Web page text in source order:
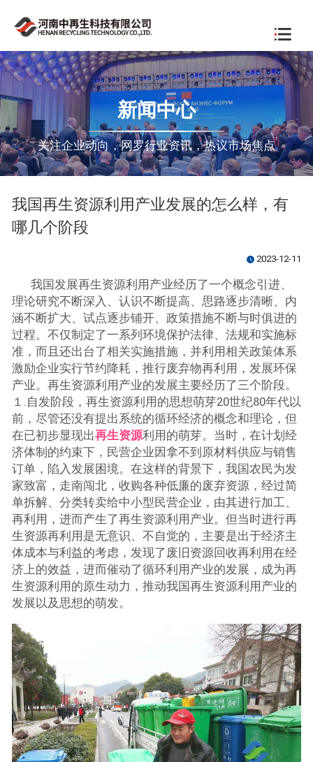
新闻中心
关注企业动向，网罗行业资讯，热议市场焦点
我国再生资源利用产业发展的怎么样，有
哪几个阶段
watch_later 2023-12-11
我国发展再生资源利用产业经历了一个概念引进、
理论研究不断深入、认识不断提高、思路逐步清晰、内
涵不断扩大、试点逐步铺开、政策措施不断与时俱进的
过程。不仅制定了一系列环境保护法律、法规和实施标
准，而且还出台了相关实施措施，并利用相关政策体系
激励企业实行节约降耗，推行废弃物再利用，发展环保
产业。再生资源利用产业的发展主要经历了三个阶段。
１.自发阶段，再生资源利用的思想萌芽20世纪80年代以
前，尽管还没有提出系统的循环经济的概念和理论，但
在已初步显现出再生资源利用的萌芽。当时，在计划经
济体制的约束下，民营企业因拿不到原材料供应与销售
订单，陷入发展困境。在这样的背景下，我国农民为发
家致富，走南闯北，收购各种低廉的废弃资源，经过简
单拆解、分类转卖给中小型民营企业，由其进行加工、
再利用，进而产生了再生资源利用产业。但当时进行再
生资源再利用是无意识、不自觉的，主要是出于经济主
体成本与利益的考虑，发现了废旧资源回收再利用在经
济上的效益，进而催动了循环利用产业的发展，成为再
生资源利用的原生动力，推动我国再生资源利用产业的
发展以及思想的萌发。